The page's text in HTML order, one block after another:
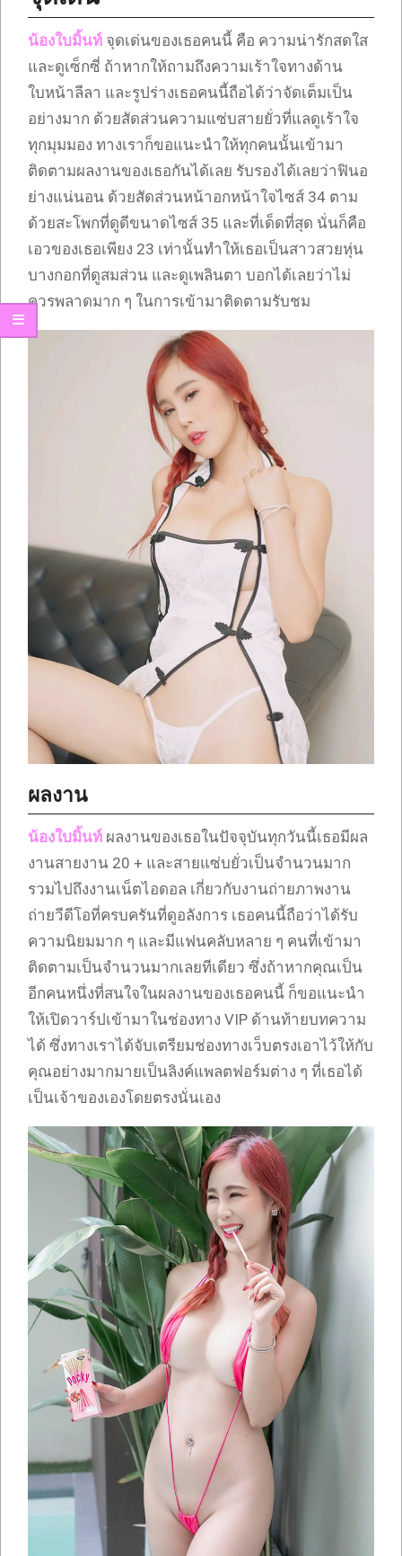
น้องใบมิ้นท์ จุดเด่นของเธอคนนี้ คือ ความน่ารักสดใส
และดูเซ็กซี่ ถ้าหากให้ถามถึงความเร้าใจทางด้าน
ใบหน้าลีลา และรูปร่างเธอคนนี้ถือได้ว่าจัดเต็มเป็น
อย่างมาก ด้วยสัดส่วนความแซ่บสายยั่วที่แลดูเร้าใจ
ทุกมุมมอง ทางเราก็ขอแนะนำให้ทุกคนนั้นเข้ามา
ติดตามผลงานของเธอกันได้เลย รับรองได้เลยว่าฟินอ
ย่างแน่นอน ด้วยสัดส่วนหน้าอกหน้าใจไซส์ 34 ตาม
ด้วยสะโพกที่ดูดีขนาดไซส์ 35 และที่เด็ดที่สุด นั่นก็คือ
เอวของเธอเพียง 23 เท่านั้นทำให้เธอเป็นสาวสวยหุ่น
บางกอกที่ดูสมส่วน และดูเพลินตา บอกได้เลยว่าไม่
ควรพลาดมาก ๆ ในการเข้ามาติดตามรับชม
ผลงาน
น้องใบมิ้นท์ ผลงานของเธอในปัจจุบันทุกวันนี้เธอมีผล
งานสายงาน 20 + และสายแซ่บยั่วเป็นจำนวนมาก
รวมไปถึงงานเน็ตไอดอล เกี่ยวกับงานถ่ายภาพงาน
ถ่ายวีดีโอที่ครบครันที่ดูอลังการ เธอคนนี้ถือว่าได้รับ
ความนิยมมาก ๆ และมีแฟนคลับหลาย ๆ คนที่เข้ามา
ติดตามเป็นจำนวนมากเลยทีเดียว ซึ่งถ้าหากคุณเป็น
อีกคนหนึ่งที่สนใจในผลงานของเธอคนนี้ ก็ขอแนะนำ
ให้เปิดวาร์ปเข้ามาในช่องทาง VIP ด้านท้ายบทความ
ได้ ซึ่งทางเราได้จับเตรียมช่องทางเว็บตรงเอาไว้ให้กับ
คุณอย่างมากมายเป็นลิงค์แพลตฟอร์มต่าง ๆ ที่เธอได้
เป็นเจ้าของเองโดยตรงนั่นเอง